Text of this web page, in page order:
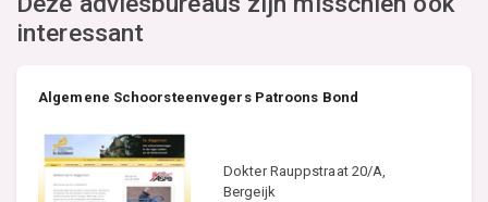
interessant
Algemene Schoorsteenvegers Patroons Bond
Dokter Rauppstraat 20/A,
Bergeijk